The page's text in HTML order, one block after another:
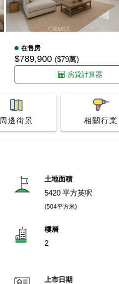
在售房
$789,900 ($79萬)
房貸計算器
周邊街景 相關行業
土地面積
5420 平方英呎
(504平方米)
樓層
2
上市日期